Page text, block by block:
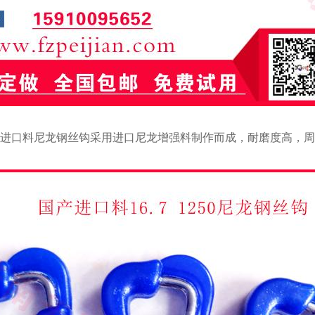
口料尼龙钢丝钩采用进口尼龙增强料制作而成，耐磨度高，